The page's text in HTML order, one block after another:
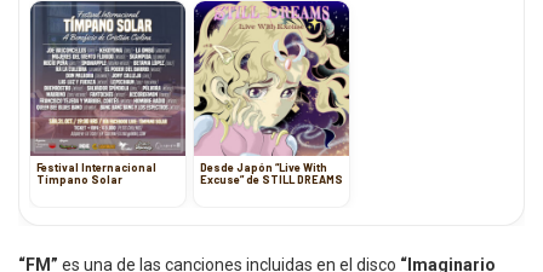
Festival Internacional
Tímpano Solar
Desde Japón “Live With
Excuse” de STILL DREAMS
“FM” es una de las canciones incluidas en el disco “Imaginario